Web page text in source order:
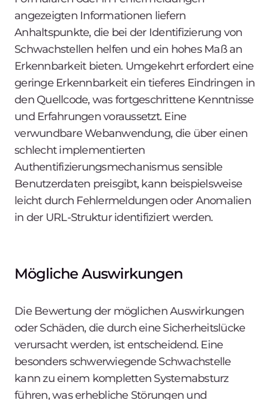
angezeigten Informationen liefern
Anhaltspunkte, die bei der Identifizierung von
Schwachstellen helfen und ein hohes Maß an
Erkennbarkeit bieten. Umgekehrt erfordert eine
geringe Erkennbarkeit ein tieferes Eindringen in
den Quellcode, was fortgeschrittene Kenntnisse
und Erfahrungen voraussetzt. Eine
verwundbare Webanwendung, die über einen
schlecht implementierten
Authentifizierungsmechanismus sensible
Benutzerdaten preisgibt, kann beispielsweise
leicht durch Fehlermeldungen oder Anomalien
in der URL-Struktur identifiziert werden.
Mögliche Auswirkungen
Die Bewertung der möglichen Auswirkungen
oder Schäden, die durch eine Sicherheitslücke
verursacht werden, ist entscheidend. Eine
besonders schwerwiegende Schwachstelle
kann zu einem kompletten Systemabsturz
führen, was erhebliche Störungen und